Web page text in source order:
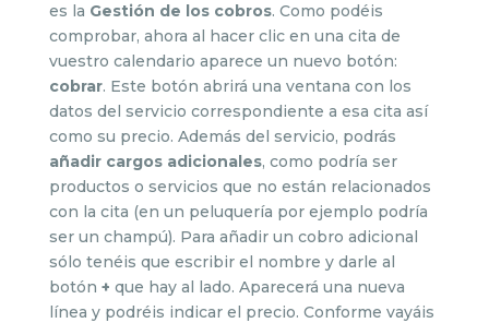
es la Gestión de los cobros. Como podéis
comprobar, ahora al hacer clic en una cita de
vuestro calendario aparece un nuevo botón:
cobrar. Este botón abrirá una ventana con los
datos del servicio correspondiente a esa cita así
como su precio. Además del servicio, podrás
añadir cargos adicionales, como podría ser
productos o servicios que no están relacionados
con la cita (en un peluquería por ejemplo podría
ser un champú). Para añadir un cobro adicional
sólo tenéis que escribir el nombre y darle al
botón + que hay al lado. Aparecerá una nueva
línea y podréis indicar el precio. Conforme vayáis